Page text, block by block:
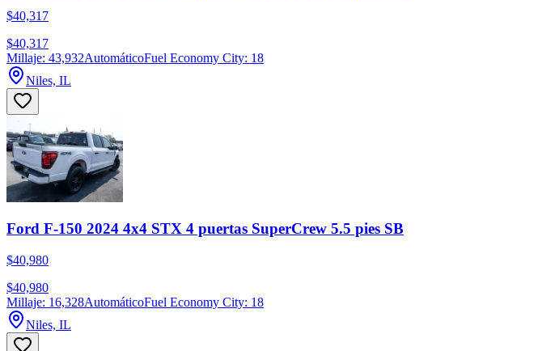
$40,317
$40,317
Millaje: 43,932AutomáticoFuel Economy City: 18
Niles, IL
Ford F-150 2024 4x4 STX 4 puertas SuperCrew 5.5 pies SB
$40,980
$40,980
Millaje: 16,328AutomáticoFuel Economy City: 18
Niles, IL